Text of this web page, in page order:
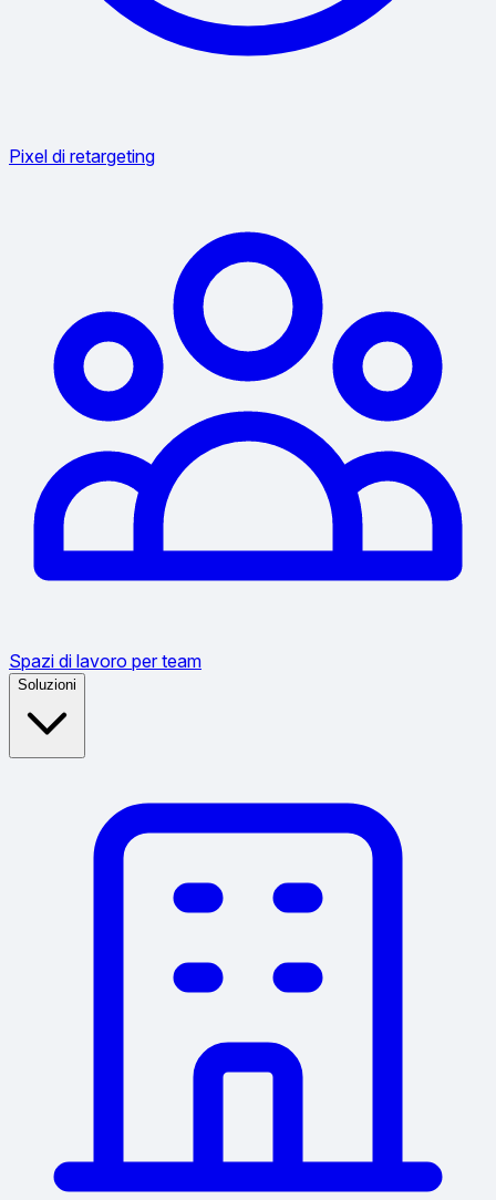
Pixel di retargeting
Spazi di lavoro per team
Soluzioni